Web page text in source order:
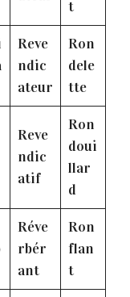
t
Reve
ndic
ateur
Ron
dele
tte
Reve
ndic
atif
Ron
doui
llar
d
Réve
rbér
ant
Ron
flan
t